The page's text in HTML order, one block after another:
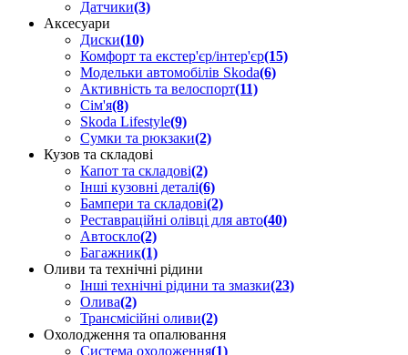
Датчики(3)
Аксесуари
Диски(10)
Комфорт та екстер'єр/інтер'єр(15)
Модельки автомобілів Skoda(6)
Активність та велоспорт(11)
Сім'я(8)
Skoda Lifestyle(9)
Сумки та рюкзаки(2)
Кузов та складові
Капот та складові(2)
Інші кузовні деталі(6)
Бампери та складові(2)
Реставраційні олівці для авто(40)
Автоскло(2)
Багажник(1)
Оливи та технічні рідини
Інші технічні рідини та змазки(23)
Олива(2)
Трансмісійні оливи(2)
Охолодження та опалювання
Система охоложення(1)